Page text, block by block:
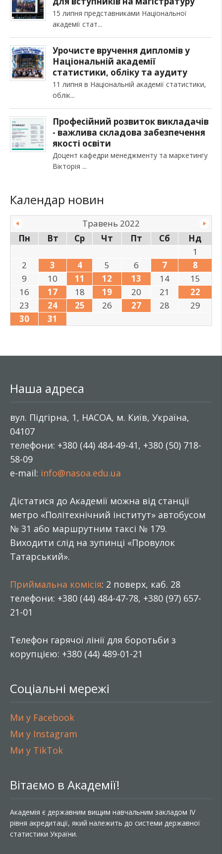
15 липня представниками Національної
академії стат
Урочисте вручення дипломів у
Національній академії
статистики, обліку та аудиту
11 липня в Національній академії статистики,
облік
Професійний розвиток викладачів
- важлива складова забезпечення
якості освіти
Доцент кафедри менеджменту та маркетингу
Вікторія
Календар новин
Травень 2022
Пн
Вт Ср Чт Пт Сб
Нд
1
2
3 4 5 6 7
8
9
10 11 12 13 14
15
16
17 18 19 20 21
22
23
24 25 26 27 28
29
30
31
Наша адреса
вул. Підгірна, 1, НАСОА, м. Київ, Україна,
04107
телефони: +380 (44) 484-49-41, +380 (50) 718-
58-09
e-mail: info@nasoa.edu.ua
Дістатися до Академії можна від станції
метро «Політехнічний інститут» автобусом
№ 31 або маршрутним таксі № 179.
Виходити слід на зупинці «Провулок
Татарський».
Приймальна комісія: 2 поверх, каб. 28
телефони: +380 (44) 484-47-78, +380 (97) 657-
21-01
Телефон гарячої лінії для боротьби з
корупцією: +380 (44) 489-01-21
Соціальні мережі
Ми у Facebook
Ми у Instagram
Ми у TikTok
Вітаємо в Академії!
Академія є державним вищим навчальним закладом IV
рівня акредитації, який належить до системи державної
статистики України.